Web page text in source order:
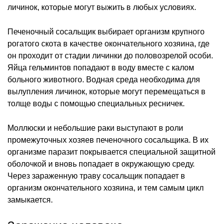
личинок, которые могут выжить в любых условиях.
Печеночный сосальщик выбирает организм крупного
рогатого скота в качестве окончательного хозяина, где
он проходит от стадии личинки до половозрелой особи.
Яйца гельминтов попадают в воду вместе с калом
больного животного. Водная среда необходима для
вылупления личинок, которые могут перемещаться в
толще воды с помощью специальных ресничек.
Моллюски и небольшие раки выступают в роли
промежуточных хозяев печеночного сосальщика. В их
организме паразит покрывается специальной защитной
оболочкой и вновь попадает в окружающую среду.
Через зараженную траву сосальщик попадает в
организм окончательного хозяина, и тем самым цикл
замыкается.